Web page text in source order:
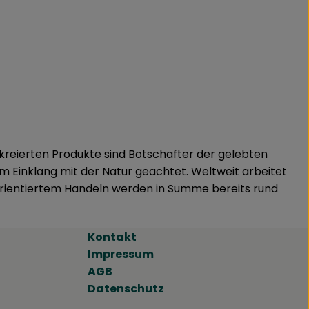
Produkte sind Botschafter der gelebten
Einklang mit der Natur geachtet. Weltweit arbeitet
Handeln werden in Summe bereits rund
www.instagram.com/brokkolise_biokiste/
www.facebook.com/brokkolisebiokiste
Kontakt
Impressum
AGB
Datenschutz